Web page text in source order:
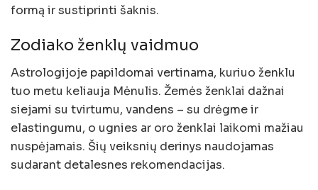
formą ir sustiprinti šaknis.
Zodiako ženklų vaidmuo
Astrologijoje papildomai vertinama, kuriuo ženklu
tuo metu keliauja Mėnulis. Žemės ženklai dažnai
siejami su tvirtumu, vandens – su drėgme ir
elastingumu, o ugnies ar oro ženklai laikomi mažiau
nuspėjamais. Šių veiksnių derinys naudojamas
sudarant detalesnes rekomendacijas.